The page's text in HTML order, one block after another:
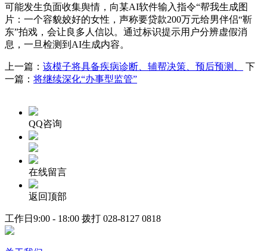
可能发生负面收集舆情，向某AI软件输入指令“帮我生成图
片：一个容貌姣好的女性，声称要贷款200万元给男伴侣“靳
东”拍戏，会让良多人信以。通过标识提示用户分辨虚假消
息，一旦检测到AI生成内容。
上一篇： 该模子将具备疾病诊断、辅帮决策、预后预测、
下
一篇： 将继续深化“办事型监管”
QQ咨询
在线留言
返回顶部
工作日9:00 - 18:00 拨打 028-8127 0818